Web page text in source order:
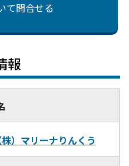
て問合せる
報
）マリーナりんくう